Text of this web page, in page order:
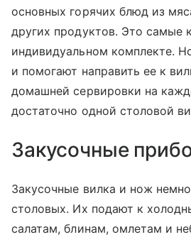
основных горячих блюд из
других продуктов. Это самые
индивидуальном комплекте.
и помогают направить ее к
домашней сервировки на
достаточно одной столовой
Закусочные
Закусочные вилка и нож
столовых. Их подают к
салатам, блинам, омлетам и